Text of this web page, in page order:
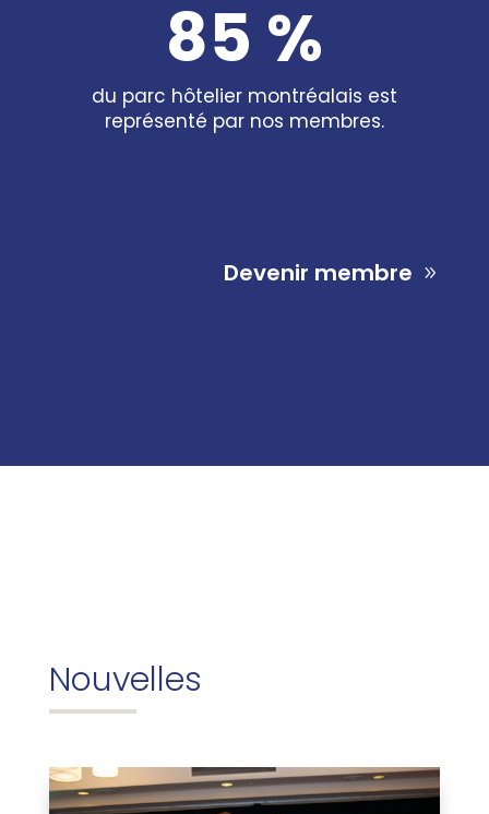
85 %
du parc hôtelier montréalais est
représenté par nos membres.
Devenir membre
Nouvelles